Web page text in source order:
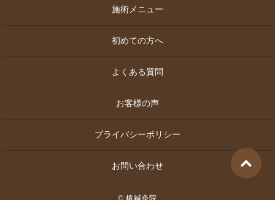
施術メニュー
初めての方へ
よくある質問
お客様の声
プライバシーポリシー
お問い合わせ